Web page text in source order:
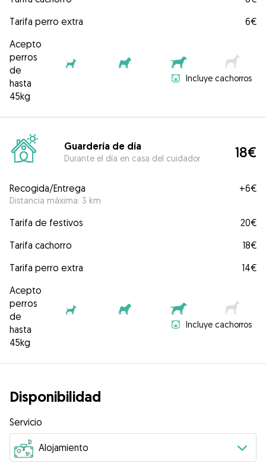
Tarifa perro extra
6€
Acepto
perros
de
hasta
45kg
Incluye cachorros
Guardería de día
Durante el día en casa del cuidador 18€
Recogida/Entrega
Distancia máxima: 3 km
+6€
Tarifa de festivos
20€
Tarifa cachorro
18€
Tarifa perro extra
14€
Acepto
perros
de
hasta
45kg
Incluye cachorros
Disponibilidad
Servicio